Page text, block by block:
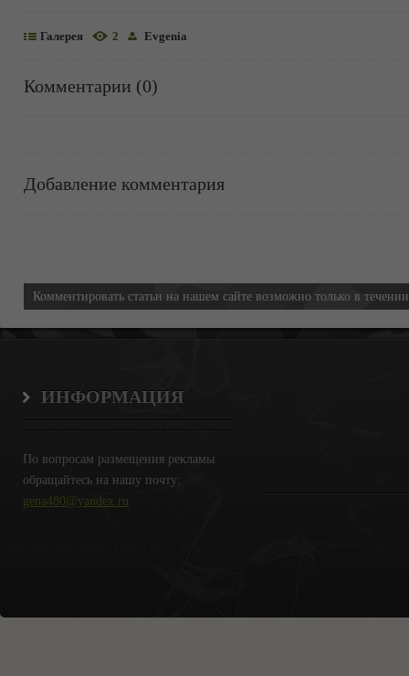
Галерея 2 Evgenia
Комментарии (0)
Добавление комментария
Комментировать статьи на нашем сайте возможно только в
ИНФОРМАЦИЯ
По вопросам размещения рекламы
обращайтесь на нашу почту:
gena480@yandex.ru